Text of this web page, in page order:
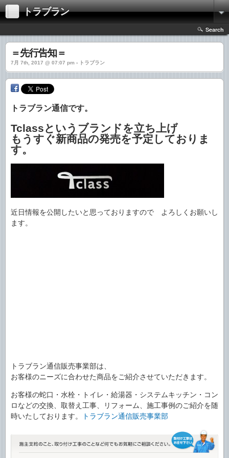
トラブラン
Search
＝先行告知＝
7月 7th, 2017 @ 07:07 pm › トラブラン
トラブラン通信です。
Tclassというブランドを立ち上げ
もうすぐ新商品の発売を予定しておりま
す。
近日情報を公開したいと思っておりますので よろしくお願いし
ます。
トラブラン通信販売事業部は、
お客様のニーズに合わせた商品をご紹介させていただきます。
お客様の蛇口・水栓・トイレ・給湯器・システムキッチン・コン
ロなどの交換、取替え工事、リフォーム、施工事例のご紹介を随
時いたしております。
トラブラン通信販売事業部